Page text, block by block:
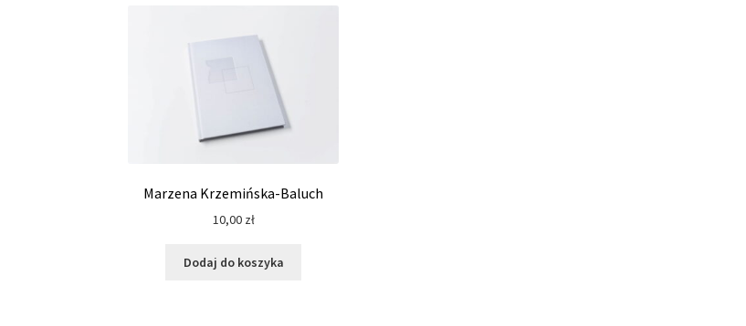
Marzena Krzemińska-Baluch
10,00 zł
Dodaj do koszyka